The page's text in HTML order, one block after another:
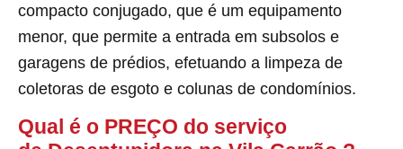
compacto conjugado, que é um equipamento
menor, que permite a entrada em subsolos e
garagens de prédios, efetuando a limpeza de
coletoras de esgoto e colunas de condomínios.
Qual é o PREÇO do serviço